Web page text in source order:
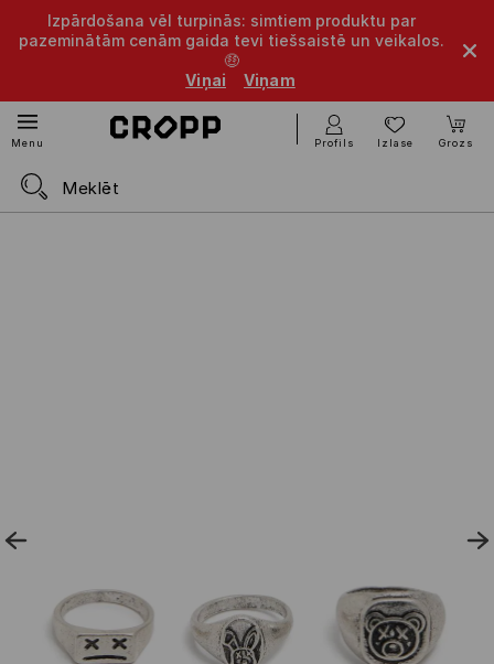
Izpārdošana vēl turpinās: simtiem produktu par
pazeminātām cenām gaida tevi tiešsaistē un veikalos.
🤑
Viņai
Viņam
Menu Profils Izlase Grozs